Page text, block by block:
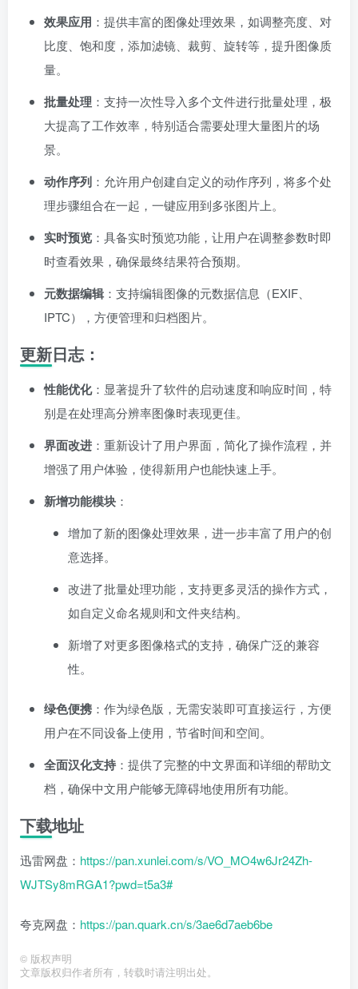
效果应用 ：提供丰富的图像处理效果，如调整亮度、对
比度、饱和度，添加滤镜、裁剪、旋转等，提升图像质
量。
批量处理 ：支持一次性导入多个文件进行批量处理，极
大提高了工作效率，特别适合需要处理大量图片的场
景。
动作序列 ：允许用户创建自定义的动作序列，将多个处
理步骤组合在一起，一键应用到多张图片上。
实时预览 ：具备实时预览功能，让用户在调整参数时即
时查看效果，确保最终结果符合预期。
元数据编辑：支持编辑图像的元数据信息（EXIF、
IPTC），方便管理和归档图片。
更新日志：
性能优化：显著提升了软件的启动速度和响应时间，特
别是在处理高分辨率图像时表现更佳。
界面改进 ：重新设计了用户界面，简化了操作流程，并
增强了用户体验，使得新用户也能快速上手。
新增功能模块 ：
增加了新的图像处理效果，进一步丰富了用户的创
意选择。
改进了批量处理功能，支持更多灵活的操作方式，
如自定义命名规则和文件夹结构。
新增了对更多图像格式的支持，确保广泛的兼容
性。
绿色便携 ：作为绿色版，无需安装即可直接运行，方便
用户在不同设备上使用，节省时间和空间。
全面汉化支持：提供了完整的中文界面和详细的帮助文
档，确保中文用户能够无障碍地使用所有功能。
下载地址
迅雷网盘： https://pan.xunlei.com/s/VO_MO4w6Jr24Zh-
WJTSy8mRGA1?pwd=t5a3#
夸克网盘： https://pan.quark.cn/s/3ae6d7aeb6be
© 版权声明
文章版权归作者所有，转载时请注明出处。